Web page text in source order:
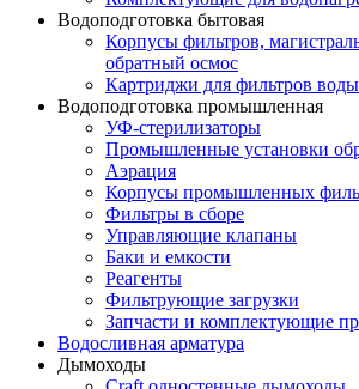
Водоподготовка бытовая
Корпусы фильтров,
обратный осмос
Картриджи для фильтров
Водоподготовка промышленная
УФ-стерилизаторы
Промышленные установки
Аэрация
Корпусы промышленных
Фильтры в сборе
Управляющие клапаны
Баки и емкости
Реагенты
Фильтрующие загрузки
Запчасти и комплектующие
Водосливная арматура
Дымоходы